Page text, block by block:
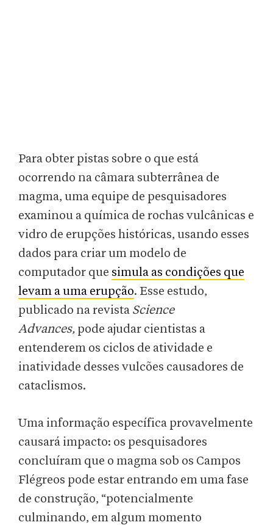
Para obter pistas sobre o que está
ocorrendo na câmara subterrânea de
magma, uma equipe de pesquisadores
examinou a química de rochas vulcânicas e
vidro de erupções históricas, usando esses
dados para criar um modelo de
computador que simula as condições que
levam a uma erupção. Esse estudo,
publicado na revista Science
Advances, pode ajudar cientistas a
entenderem os ciclos de atividade e
inatividade desses vulcões causadores de
cataclismos.
Uma informação específica provavelmente
causará impacto: os pesquisadores
concluíram que o magma sob os Campos
Flégreos pode estar entrando em uma fase
de construção, “potencialmente
culminando, em algum momento